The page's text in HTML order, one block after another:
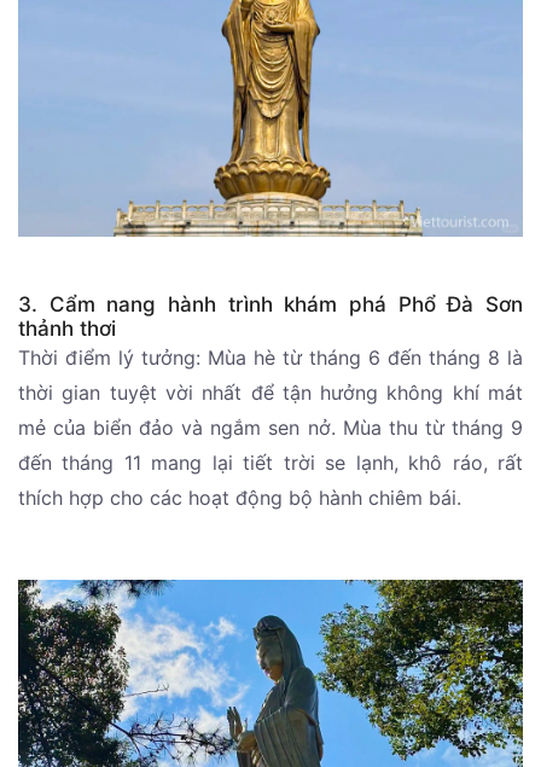
3. Cẩm nang hành trình khám phá Phổ Đà Sơn
thảnh thơi
Thời điểm lý tưởng: Mùa hè từ tháng 6 đến tháng 8 là
thời gian tuyệt vời nhất để tận hưởng không khí mát
mẻ của biển đảo và ngắm sen nở. Mùa thu từ tháng 9
đến tháng 11 mang lại tiết trời se lạnh, khô ráo, rất
thích hợp cho các hoạt động bộ hành chiêm bái.